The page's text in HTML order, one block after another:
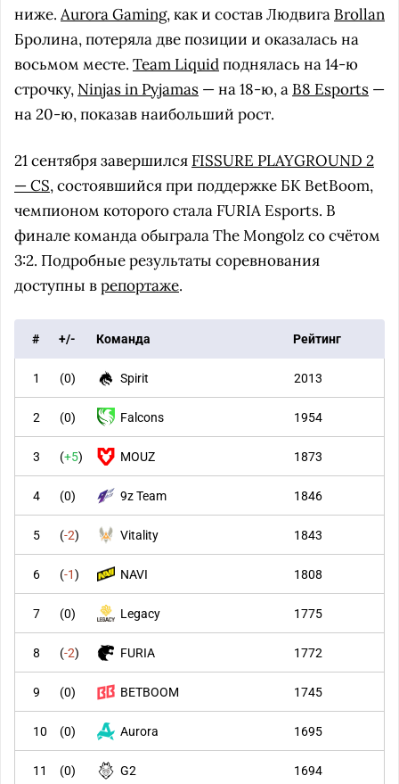
ниже. Aurora Gaming, как и состав Людвига Brollan
Бролина, потеряла две позиции и оказалась на
восьмом месте. Team Liquidподнялась на 14-ю
строчку, Ninjas in Pyjamas — на 18-ю, а B8 Esports —
на 20-ю, показав наибольший рост.
21 сентября завершился FISSURE PLAYGROUND 2
— CS, состоявшийся при поддержке БК BetBoom,
чемпионом которого стала FURIA Esports. В
финале команда обыграла The Mongolz со счётом
3:2. Подробные результаты соревнования
доступны врепортаже.
# +/- Команда Рейтинг
1 (0) Spirit 2013
2 (0) Falcons 1954
3 (+5) MOUZ 1873
4 (0) 9z Team 1846
5 (-2) Vitality 1843
6 (-1) NAVI 1808
7 (0) Legacy 1775
8 (-2) FURIA 1772
9 (0) BETBOOM 1745
10 (0) Aurora 1695
11 (0) G2 1694